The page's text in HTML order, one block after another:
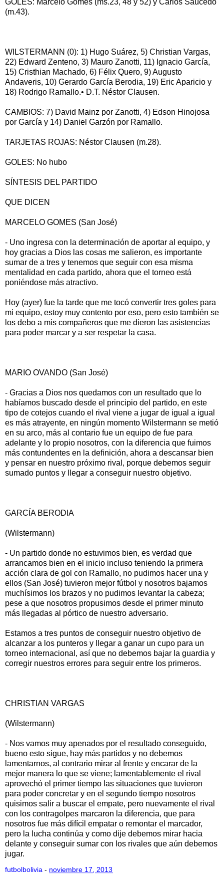
(m.43).
WILSTERMANN (0): 1) Hugo Suárez, 5) Christian Vargas,
22) Edward Zenteno, 3) Mauro Zanotti, 11) Ignacio García,
15) Cristhian Machado, 6) Félix Quero, 9) Augusto
Andaveris, 10) Gerardo García Berodia, 19) Eric Aparicio y
18) Rodrigo Ramallo.• D.T. Néstor Clausen.
CAMBIOS: 7) David Mainz por Zanotti, 4) Edson Hinojosa
por García y 14) Daniel Garzón por Ramallo.
TARJETAS ROJAS: Néstor Clausen (m.28).
GOLES: No hubo
SÍNTESIS DEL PARTIDO
QUE DICEN
MARCELO GOMES (San José)
- Uno ingresa con la determinación de aportar al equipo, y
hoy gracias a Dios las cosas me salieron, es importante
sumar de a tres y tenemos que seguir con esa misma
mentalidad en cada partido, ahora que el torneo está
poniéndose más atractivo.
Hoy (ayer) fue la tarde que me tocó convertir tres goles para
mi equipo, estoy muy contento por eso, pero esto también se
los debo a mis compañeros que me dieron las asistencias
para poder marcar y a ser respetar la casa.
MARIO OVANDO (San José)
- Gracias a Dios nos quedamos con un resultado que lo
habíamos buscado desde el principio del partido, en este
tipo de cotejos cuando el rival viene a jugar de igual a igual
es más atrayente, en ningún momento Wilstermann se metió
en su arco, más al contario fue un equipo de fue para
adelante y lo propio nosotros, con la diferencia que fuimos
más contundentes en la definición, ahora a descansar bien
y pensar en nuestro próximo rival, porque debemos seguir
sumado puntos y llegar a conseguir nuestro objetivo.
GARCÍA BERODIA
(Wilstermann)
- Un partido donde no estuvimos bien, es verdad que
arrancamos bien en el inicio incluso teniendo la primera
acción clara de gol con Ramallo, no pudimos hacer una y
ellos (San José) tuvieron mejor fútbol y nosotros bajamos
muchísimos los brazos y no pudimos levantar la cabeza;
pese a que nosotros propusimos desde el primer minuto
más llegadas al pórtico de nuestro adversario.
Estamos a tres puntos de conseguir nuestro objetivo de
alcanzar a los punteros y llegar a ganar un cupo para un
torneo internacional, así que no debemos bajar la guardia y
corregir nuestros errores para seguir entre los primeros.
CHRISTIAN VARGAS
(Wilstermann)
- Nos vamos muy apenados por el resultado conseguido,
bueno esto sigue, hay más partidos y no debemos
lamentarnos, al contrario mirar al frente y encarar de la
mejor manera lo que se viene; lamentablemente el rival
aprovechó el primer tiempo las situaciones que tuvieron
para poder concretar y en el segundo tiempo nosotros
quisimos salir a buscar el empate, pero nuevamente el rival
con los contragolpes marcaron la diferencia, que para
nosotros fue más difícil empatar o remontar el marcador,
pero la lucha continúa y como dije debemos mirar hacia
delante y conseguir sumar con los rivales que aún debemos
jugar.
futbolbolivia - noviembre 17, 2013